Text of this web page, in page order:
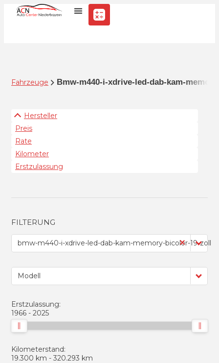
Fahrzeuge Bmw-m440-i-xdrive-led-dab-kam-
Hersteller
Preis
Rate
Kilometer
Erstzulassung
FILTERUNG
bmw-m440-i-xdrive-led-dab-kam-memory-bicolor-19-zoll
Modell
Erstzulassung:
1966
2025
Kilometerstand:
19.300 km
320.293 km